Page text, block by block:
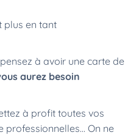
plus en tant
à avoir une carte de
aurez besoin
à profit toutes vos
On ne